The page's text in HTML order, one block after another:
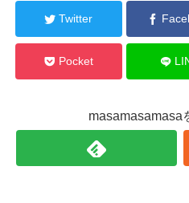
Twitter
Pocket
masamasamasa